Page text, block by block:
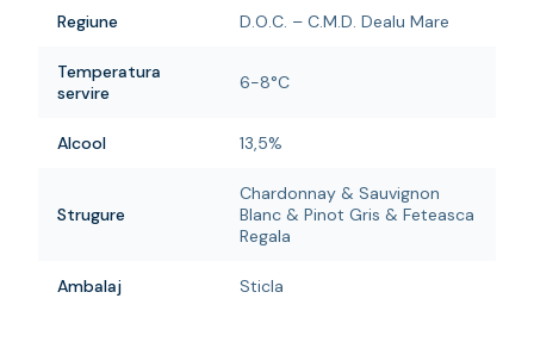
Regiune D.O.C. – C.M.D. Dealu Mare
Temperatura
servire
6-8°C
Alcool 13,5%
Strugure
Chardonnay & Sauvignon
Blanc & Pinot Gris & Feteasca
Regala
Ambalaj Sticla